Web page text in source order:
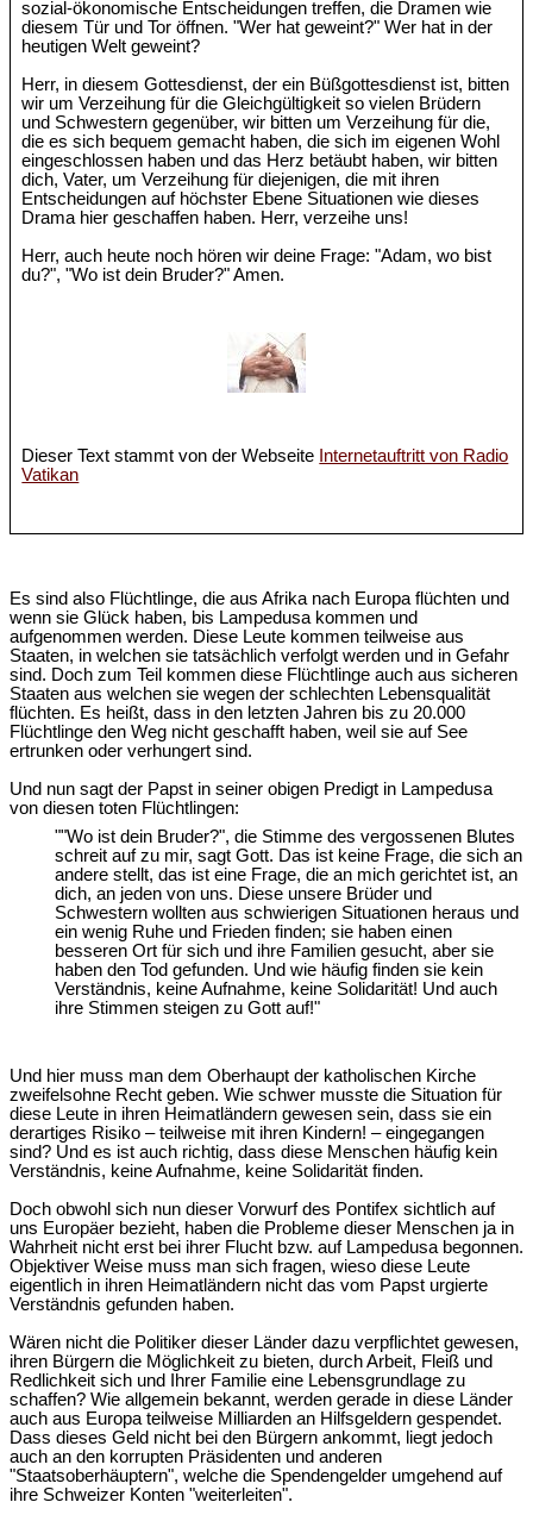
sozial-ökonomische Entscheidungen treffen, die Dramen wie
diesem Tür und Tor öffnen. "Wer hat geweint?" Wer hat in der
heutigen Welt geweint?
Herr, in diesem Gottesdienst, der ein Büßgottesdienst ist, bitten
wir um Verzeihung für die Gleichgültigkeit so vielen Brüdern
und Schwestern gegenüber, wir bitten um Verzeihung für die,
die es sich bequem gemacht haben, die sich im eigenen Wohl
eingeschlossen haben und das Herz betäubt haben, wir bitten
dich, Vater, um Verzeihung für diejenigen, die mit ihren
Entscheidungen auf höchster Ebene Situationen wie dieses
Drama hier geschaffen haben. Herr, verzeihe uns!
Herr, auch heute noch hören wir deine Frage: "Adam, wo bist
du?", "Wo ist dein Bruder?" Amen.
Dieser Text stammt von der Webseite Internetauftritt von Radio
Vatikan
Es sind also Flüchtlinge, die aus Afrika nach Europa flüchten und
wenn sie Glück haben, bis Lampedusa kommen und
aufgenommen werden. Diese Leute kommen teilweise aus
Staaten, in welchen sie tatsächlich verfolgt werden und in Gefahr
sind. Doch zum Teil kommen diese Flüchtlinge auch aus sicheren
Staaten aus welchen sie wegen der schlechten Lebensqualität
flüchten. Es heißt, dass in den letzten Jahren bis zu 20.000
Flüchtlinge den Weg nicht geschafft haben, weil sie auf See
ertrunken oder verhungert sind.
Und nun sagt der Papst in seiner obigen Predigt in Lampedusa
von diesen toten Flüchtlingen:
""Wo ist dein Bruder?", die Stimme des vergossenen Blutes
schreit auf zu mir, sagt Gott. Das ist keine Frage, die sich an
andere stellt, das ist eine Frage, die an mich gerichtet ist, an
dich, an jeden von uns. Diese unsere Brüder und
Schwestern wollten aus schwierigen Situationen heraus und
ein wenig Ruhe und Frieden finden; sie haben einen
besseren Ort für sich und ihre Familien gesucht, aber sie
haben den Tod gefunden. Und wie häufig finden sie kein
Verständnis, keine Aufnahme, keine Solidarität! Und auch
ihre Stimmen steigen zu Gott auf!"
Und hier muss man dem Oberhaupt der katholischen Kirche
zweifelsohne Recht geben. Wie schwer musste die Situation für
diese Leute in ihren Heimatländern gewesen sein, dass sie ein
derartiges Risiko – teilweise mit ihren Kindern! – eingegangen
sind? Und es ist auch richtig, dass diese Menschen häufig kein
Verständnis, keine Aufnahme, keine Solidarität finden.
Doch obwohl sich nun dieser Vorwurf des Pontifex sichtlich auf
uns Europäer bezieht, haben die Probleme dieser Menschen ja in
Wahrheit nicht erst bei ihrer Flucht bzw. auf Lampedusa begonnen.
Objektiver Weise muss man sich fragen, wieso diese Leute
eigentlich in ihren Heimatländern nicht das vom Papst urgierte
Verständnis gefunden haben.
Wären nicht die Politiker dieser Länder dazu verpflichtet gewesen,
ihren Bürgern die Möglichkeit zu bieten, durch Arbeit, Fleiß und
Redlichkeit sich und Ihrer Familie eine Lebensgrundlage zu
schaffen? Wie allgemein bekannt, werden gerade in diese Länder
auch aus Europa teilweise Milliarden an Hilfsgeldern gespendet.
Dass dieses Geld nicht bei den Bürgern ankommt, liegt jedoch
auch an den korrupten Präsidenten und anderen
"Staatsoberhäuptern", welche die Spendengelder umgehend auf
ihre Schweizer Konten "weiterleiten".